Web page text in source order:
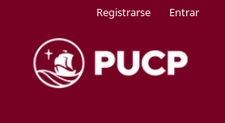
Registrarse Entrar